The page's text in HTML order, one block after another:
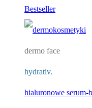
Bestseller
dermo face
hydrativ.
hialuronowe serum-